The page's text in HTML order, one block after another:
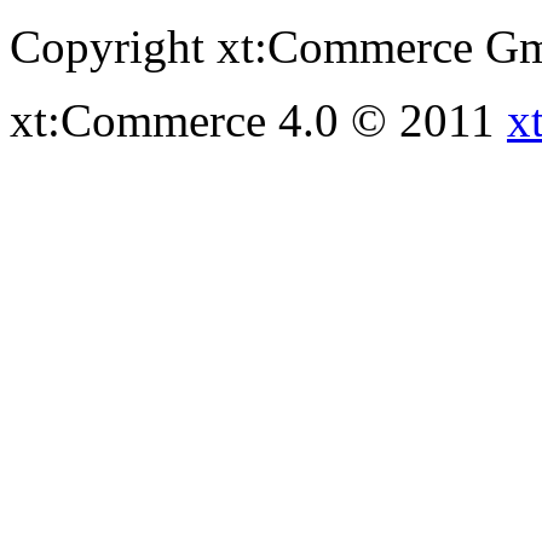
Copyright xt:Commerce
xt:Commerce 4.0 © 2011